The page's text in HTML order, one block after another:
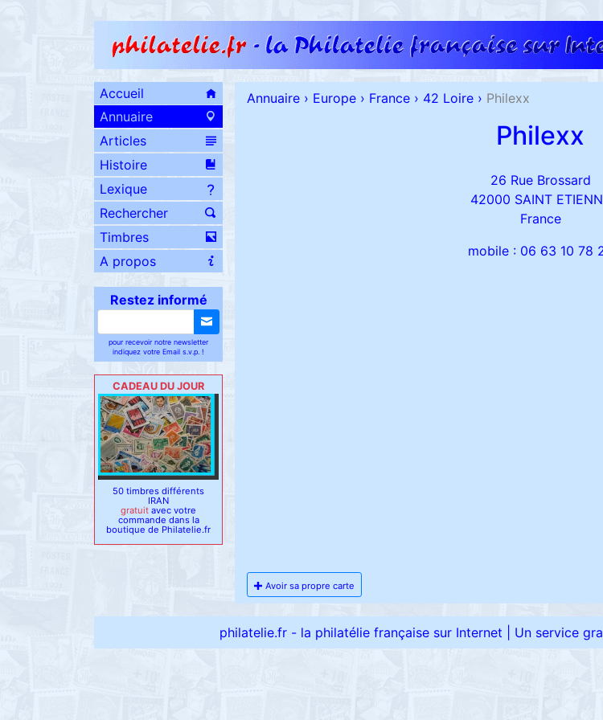
Accueil
Annuaire
Articles
Histoire
Lexique
Rechercher
Timbres
A propos
Restez informé
pour recevoir notre newsletter
indiquez votre Email s.v.p. !
CADEAU DU JOUR
50 timbres différents
IRAN
gratuit avec votre
commande dans la
boutique de Philatelie.fr
Annuaire › Europe › France › 42 Loire › Philexx
Philexx
26 Rue Brossard
42000 SAINT
France
mobile : 06 63 10 78
Avoir sa propre carte
philatelie.fr - la philatélie française sur Internet Un service